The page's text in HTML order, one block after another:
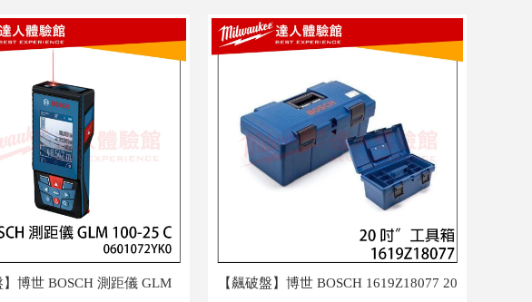
】博世 BOSCH 測距儀 GLM
【飆破盤】博世 BOSCH 1619Z18077 20